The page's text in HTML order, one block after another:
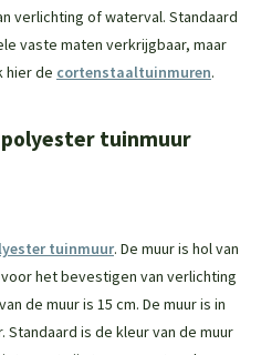
verlichting of waterval. Standaard
vaste maten verkrijgbaar, maar
hier de cortenstaaltuinmuren.
polyester tuinmuur
tuinmuur. De muur is hol van
het bevestigen van verlichting
de muur is 15 cm. De muur is in
is de kleur van de muur